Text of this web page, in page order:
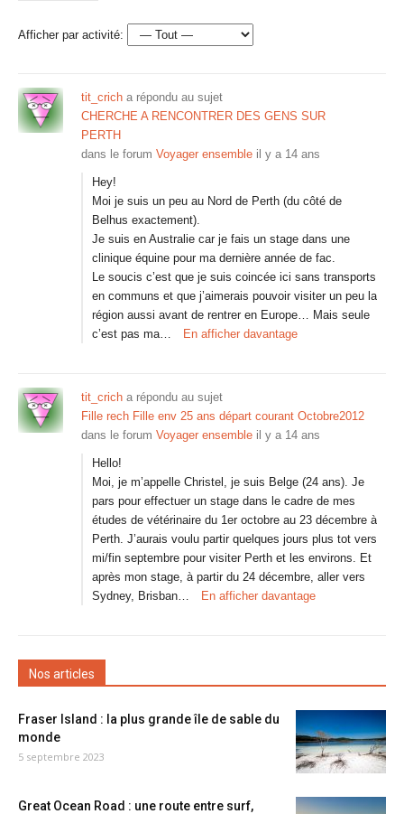
Afficher par activité:
tit_crich a répondu au sujet
CHERCHE A RENCONTRER DES GENS SUR
PERTH
dans le forum Voyager ensemble il y a 14 ans
Hey!
Moi je suis un peu au Nord de Perth (du côté de
Belhus exactement).
Je suis en Australie car je fais un stage dans une
clinique équine pour ma dernière année de fac.
Le soucis c’est que je suis coincée ici sans transports
en communs et que j’aimerais pouvoir visiter un peu la
région aussi avant de rentrer en Europe… Mais seule
c’est pas ma…
En afficher davantage
tit_crich a répondu au sujet
Fille rech Fille env 25 ans départ courant Octobre2012
dans le forum Voyager ensemble il y a 14 ans
Hello!
Moi, je m’appelle Christel, je suis Belge (24 ans). Je
pars pour effectuer un stage dans le cadre de mes
études de vétérinaire du 1er octobre au 23 décembre à
Perth. J’aurais voulu partir quelques jours plus tot vers
mi/fin septembre pour visiter Perth et les environs. Et
après mon stage, à partir du 24 décembre, aller vers
Sydney, Brisban…
En afficher davantage
Nos articles
Fraser Island : la plus grande île de sable du
monde
5 septembre 2023
Great Ocean Road : une route entre surf,